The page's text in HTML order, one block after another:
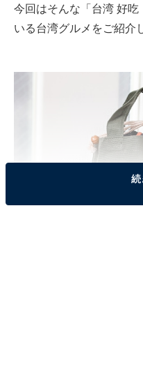
今回はそんな「台湾 好
いる台湾グルメをご紹介
続